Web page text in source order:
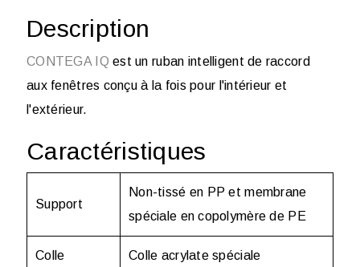
Description
CONTEGA IQest un ruban intelligent de raccord
aux fenêtres conçu à la fois pour l'intérieur et
l'extérieur.
Caractéristiques
Support
Non-tissé en PP et membrane
spéciale en copolymère de PE
Colle Colle acrylate spéciale